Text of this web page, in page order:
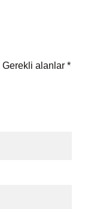
Gerekli alanlar *